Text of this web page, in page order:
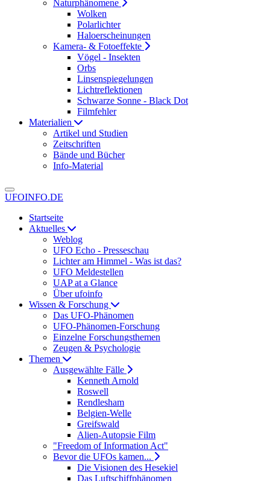
Naturphänomene
Wolken
Polarlichter
Haloerscheinungen
Kamera- & Fotoeffekte
Vögel - Insekten
Orbs
Linsenspiegelungen
Lichtreflektionen
Schwarze Sonne - Black Dot
Filmfehler
Materialien
Artikel und Studien
Zeitschriften
Bände und Bücher
Info-Material
UFOINFO.DE
Startseite
Aktuelles
Weblog
UFO Echo - Presseschau
Lichter am Himmel - Was ist das?
UFO Meldestellen
UAP at a Glance
Über ufoinfo
Wissen & Forschung
Das UFO-Phänomen
UFO-Phänomen-Forschung
Einzelne Forschungsthemen
Zeugen & Psychologie
Themen
Ausgewählte Fälle
Kenneth Arnold
Roswell
Rendlesham
Belgien-Welle
Greifswald
Alien-Autopsie Film
"Freedom of Information Act"
Bevor die UFOs kamen...
Die Visionen des Hesekiel
Das Luftschiffphänomen